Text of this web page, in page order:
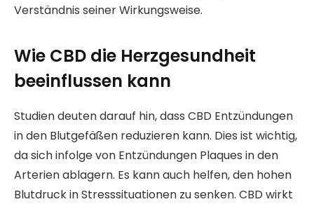
Verständnis seiner Wirkungsweise.
Wie CBD die Herzgesundheit
beeinflussen kann
Studien deuten darauf hin, dass CBD Entzündungen
in den Blutgefäßen reduzieren kann. Dies ist wichtig,
da sich infolge von Entzündungen Plaques in den
Arterien ablagern. Es kann auch helfen, den hohen
Blutdruck in Stresssituationen zu senken. CBD wirkt